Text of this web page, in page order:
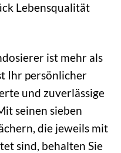
Lebensqualität
ist mehr als
Ihr persönlicher
und zuverlässige
seinen sieben
die jeweils mit
sind, behalten Sie